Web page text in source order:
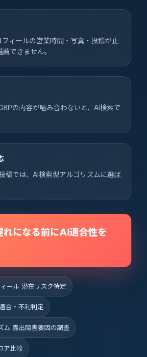
ィールの営業時間・写真・投稿が止
できません。
の内容が噛み合わないと、AI検索で
稿では、AI検索型アルゴリズムに選ば
れになる前にAI適合性を
ール 潜在リスク特定
合・不利判定
ム 露出阻害要因の調査
ア比較